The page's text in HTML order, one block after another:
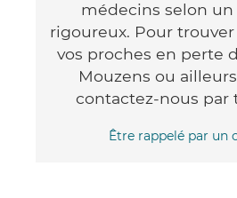
médecins selon un
rigoureux. Pour
vos proches en perte
Mouzens ou
contactez-nous par
Être rappelé par un